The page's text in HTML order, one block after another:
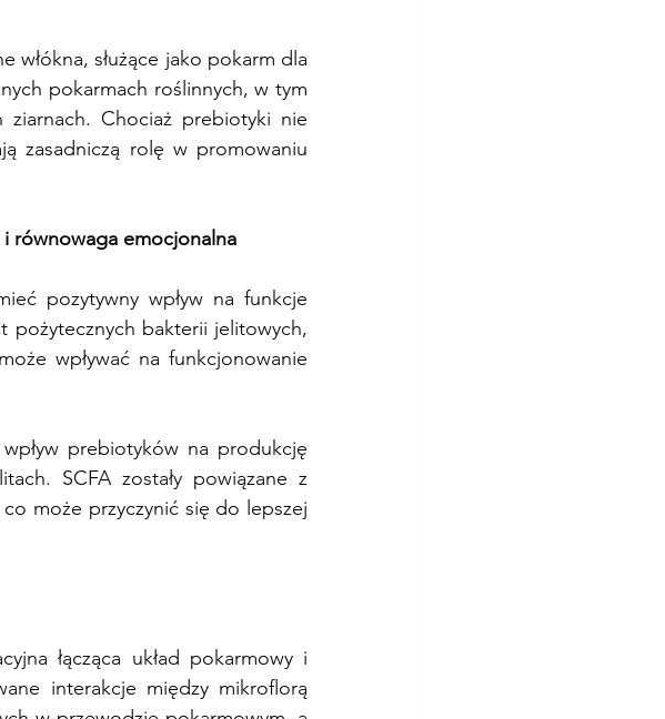
służące jako pokarm dla
pokarmach roślinnych, w tym
Chociaż prebiotyki nie
zasadniczą rolę w promowaniu
równowaga emocjonalna
pozytywny wpływ na funkcje
pożytecznych bakterii jelitowych,
wpływać na funkcjonowanie
prebiotyków na produkcję
SCFA zostały powiązane z
może przyczynić się do lepszej
łącząca układ pokarmowy i
interakcje między mikroflorą